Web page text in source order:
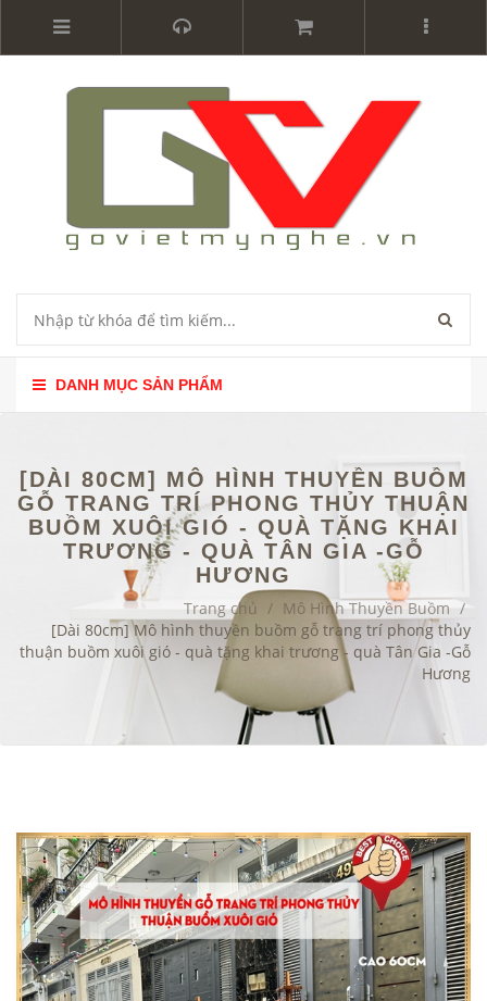
DANH MỤC SẢN PHẨM
[DÀI 80CM] MÔ HÌNH THUYỀN BUỒM
GỖ TRANG TRÍ PHONG THỦY THUẬN
BUỒM XUÔI GIÓ - QUÀ TẶNG KHAI
TRƯƠNG - QUÀ TÂN GIA -GỖ
HƯƠNG
Trang chủ / Mô Hình Thuyền Buồm /
[Dài 80cm] Mô hình thuyền buồm gỗ trang trí phong thủy
thuận buồm xuôi gió - quà tặng khai trương - quà Tân Gia -Gỗ
Hương